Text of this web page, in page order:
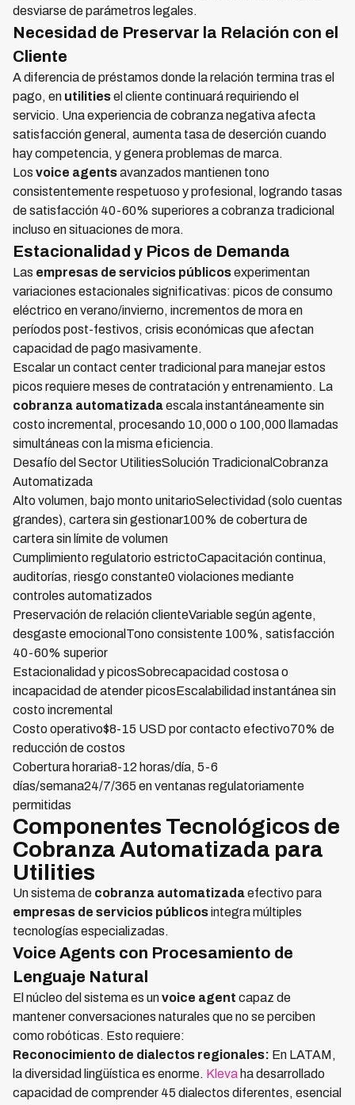
desviarse de parámetros legales.
Necesidad de Preservar la Relación con el
Cliente
A diferencia de préstamos donde la relación termina tras el
pago, en utilitiesel cliente continuará requiriendo el
servicio. Una experiencia de cobranza negativa afecta
satisfacción general, aumenta tasa de deserción cuando
hay competencia, y genera problemas de marca.
Los voice agentsavanzados mantienen tono
consistentemente respetuoso y profesional, logrando tasas
de satisfacción 40-60% superiores a cobranza tradicional
incluso en situaciones de mora.
Estacionalidad y Picos de Demanda
Las empresas de servicios públicosexperimentan
variaciones estacionales significativas: picos de consumo
eléctrico en verano/invierno, incrementos de mora en
períodos post-festivos, crisis económicas que afectan
capacidad de pago masivamente.
Escalar un contact center tradicional para manejar estos
picos requiere meses de contratación y entrenamiento. La
cobranza automatizadaescala instantáneamente sin
costo incremental, procesando 10,000 o 100,000 llamadas
simultáneas con la misma eficiencia.
Desafío del Sector UtilitiesSolución TradicionalCobranza
Automatizada
Alto volumen, bajo monto unitarioSelectividad (solo cuentas
grandes), cartera sin gestionar100% de cobertura de
cartera sin límite de volumen
Cumplimiento regulatorio estrictoCapacitación continua,
auditorías, riesgo constante0 violaciones mediante
controles automatizados
Preservación de relación clienteVariable según agente,
desgaste emocionalTono consistente 100%, satisfacción
40-60% superior
Estacionalidad y picosSobrecapacidad costosa o
incapacidad de atender picosEscalabilidad instantánea sin
costo incremental
Costo operativo$8-15 USD por contacto efectivo70% de
reducción de costos
Cobertura horaria8-12 horas/día, 5-6
días/semana24/7/365 en ventanas regulatoriamente
permitidas
Componentes Tecnológicos de
Cobranza Automatizada para
Utilities
Un sistema de cobranza automatizadaefectivo para
empresas de servicios públicosintegra múltiples
tecnologías especializadas.
Voice Agents con Procesamiento de
Lenguaje Natural
El núcleo del sistema es unvoice agent capaz de
mantener conversaciones naturales que no se perciben
como robóticas. Esto requiere:
Reconocimiento de dialectos regionales: En LATAM,
la diversidad lingüística es enorme. Kleva ha desarrollado
capacidad de comprender 45 dialectos diferentes, esencial